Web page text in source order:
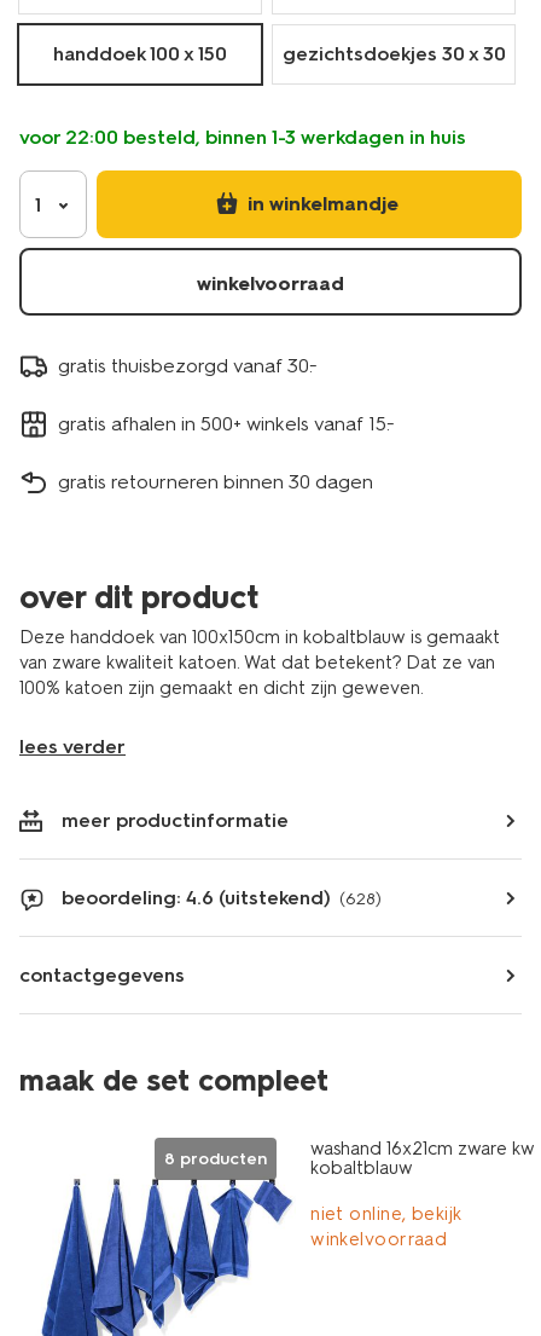
handdoek 100 x 150 gezichtsdoekjes 30 x 30
voor 22:00 besteld, binnen 1-3 werkdagen in huis
1 in winkelmandje
winkelvoorraad
gratis thuisbezorgd vanaf 30.-
gratis afhalen in 500+ winkels vanaf 15.-
gratis retourneren binnen 30 dagen
over dit product
Deze handdoek van 100x150cm in kobaltblauw is gemaakt
van zware kwaliteit katoen. Wat dat betekent? Dat ze van
100% katoen zijn gemaakt en dicht zijn geweven.
lees verder
meer productinformatie
beoordeling: 4.6 (uitstekend) (628)
contactgegevens
maak de set compleet
8 producten
nieuw
washand 16x21cm zware
kobaltblauw
niet online, bekijk
winkelvoorraad